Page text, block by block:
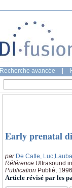
Recherche avancée
Early prenatal
par De Catte, Luc
Référence Ultrasound
Publication Publié,
Article révisé par les